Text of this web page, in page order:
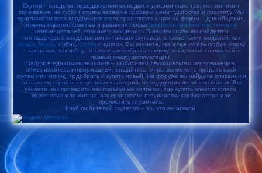
Скутер – средство передвижения молодых и динамичных, тех, кто экономит
свое время, не любит стоять часами в пробке и ценит удобство и простоту. Мы
приглашаем всех владельцев этого транспорта к нам на форум – для общения,
обмена опытом, советам и решения любых вопросов по ремонту тюнингу
замене деталей, починке и вождению. В нашем клубе вы найдете и
пообщаетесь с владельцами китайских скутеров, а также таких моделей, как
хонда
ямаха , ирбис, сузуки и других. Вы узнаете, как и где купить любую марку
– как новых, так и б. у., а также как выбрать технику, которая не сломается в
первый месяц эксплуатации.
Найдите единомышленников – любителей двухколесного передвижения,
обменивайтесь информацией, общайтесь. У нас вы можете продать свой
скутер или мопед, подобрать и купить новый. На форуме вы найдете описания и
отзывы скутеров всех ценовых категорий, от недорогих до эксклюзивных. Вы
узнаете, как проверить маслосъемные колпачки, где купить электроколесо,
поршневую или кольца, как произвести регулировку карбюратора или
прочистить глушитель.
Клуб любителей скутеров – то, что вы искали!